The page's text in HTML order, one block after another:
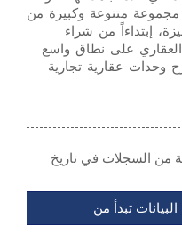
مجموعة متنوعة وكبيرة من
إبتداءاً من شراء
العقاري على نطاق واسع
عقارية تجارية